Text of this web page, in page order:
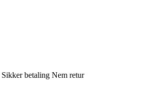
Sikker betaling Nem retur